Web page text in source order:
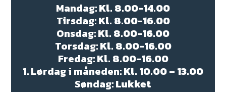
Mandag:Kl. 8.00-14.00
Tirsdag:Kl. 8.00-16.00
Onsdag:Kl. 8.00-16.00
Torsdag:Kl. 8.00-16.00
Fredag:Kl. 8.00-16.00
1. Lørdag i måneden:Kl. 10.00 – 13.00
Søndag:Lukket